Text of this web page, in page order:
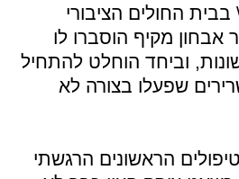
החולים הציבורי
מקיף הוסברו לו
וביחד הוחלט להתחיל
שפעלו בצורה לא
הראשונים הרגשתי